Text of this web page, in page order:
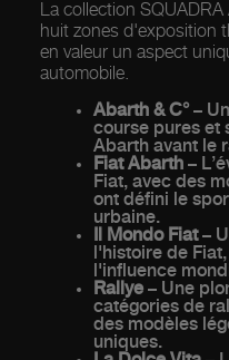
La collection
huit zones d'exposition
en valeur un aspect
automobile.
Abarth & C°–
course pures et
Abarth avant le
Fiat Abarth–
Fiat, avec des
ont défini le
urbaine.
Il Mondo Fiat–
l'histoire de
l'influence
Rallye– Une
catégories de
des modèles
uniques.